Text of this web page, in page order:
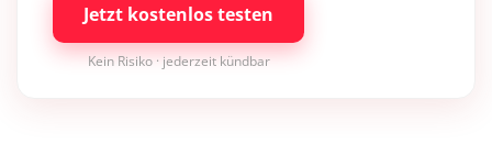
Jetzt kostenlos testen
Kein Risiko · jederzeit kündbar